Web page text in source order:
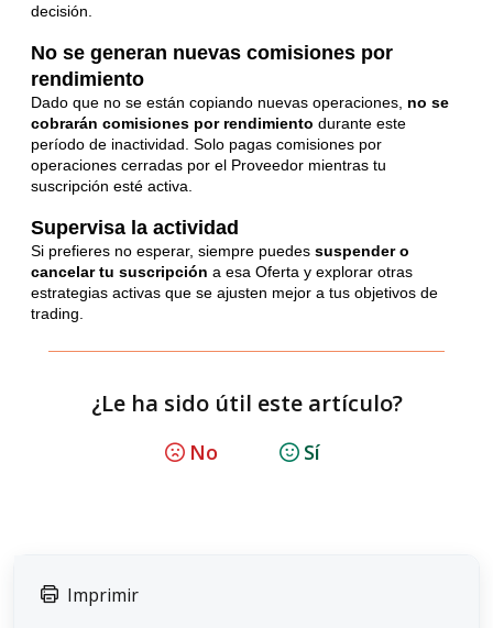
decisión.
No se generan nuevas comisiones por
rendimiento
Dado que no se están copiando nuevas operaciones, no se
cobrarán comisiones por rendimiento durante este
período de inactividad. Solo pagas comisiones por
operaciones cerradas por el Proveedor mientras tu
suscripción esté activa.
Supervisa la actividad
Si prefieres no esperar, siempre puedes suspender o
cancelar tu suscripción a esa Oferta y explorar otras
estrategias activas que se ajusten mejor a tus objetivos de
trading.
¿Le ha sido útil este artículo?
No Sí
Imprimir